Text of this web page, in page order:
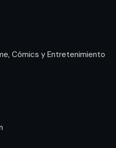
Cómics y Entretenimiento